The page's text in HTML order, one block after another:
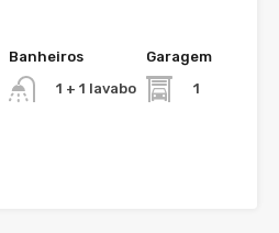
Banheiros
1 + 1 lavabo
Garagem
1